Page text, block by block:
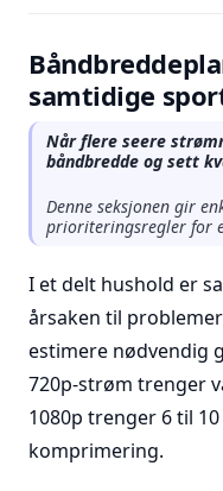
samtidige
Når flere seere
båndbredde og sett
Denne seksjonen gir
prioriteringsregler for
I et delt hushold er
årsaken til
estimere nødvendig
720p-strøm trenger
1080p trenger 6 til
komprimering.